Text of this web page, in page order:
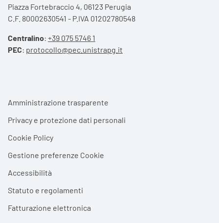
Piazza Fortebraccio 4, 06123 Perugia
C.F. 80002630541 - P.IVA 01202780548
Centralino: +39 075 5746 1
PEC: protocollo@pec.unistrapg.it
Footer menu
Amministrazione trasparente
Privacy e protezione dati personali
Cookie Policy
Gestione preferenze Cookie
Accessibilità
Statuto e regolamenti
Fatturazione elettronica